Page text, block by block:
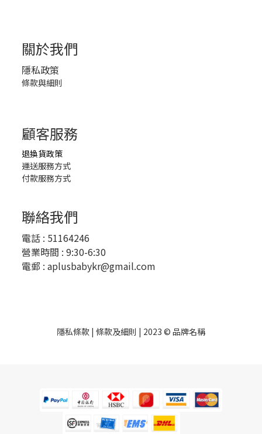
關於我們
隱私政策
條款與細則
顧客服務
退換貨政策
運送服務方式
付款服務方式
聯絡我們
電話 : 51164246
營業時間 : 9:30-6:30
電郵 : aplusbabykr@gmail.com
隱私條款 | 條款及細則 | 2023 © 品牌名稱